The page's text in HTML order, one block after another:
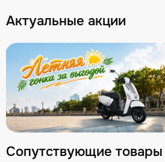
Актуальные акции
Сопутствующие товары